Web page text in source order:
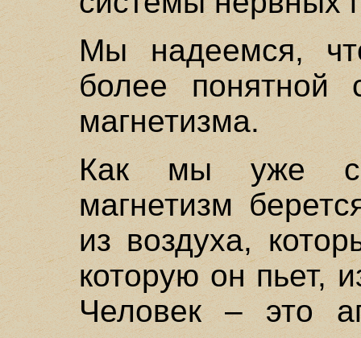
Мы надеемся,
более понятной
магнетизма.
Как мы уже
магнетизм
из воздуха,
которую он пьет,
Человек – это